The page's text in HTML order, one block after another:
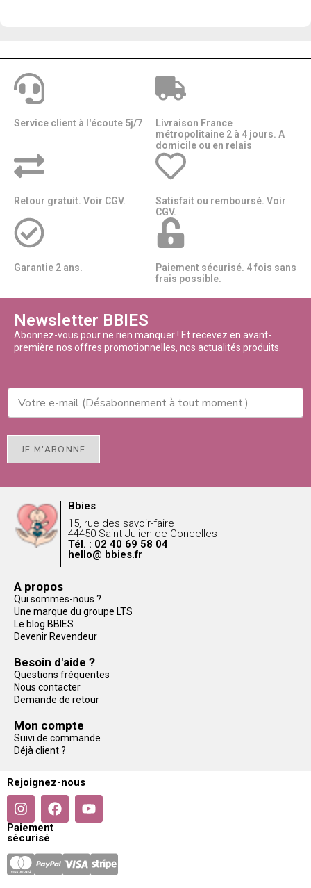
Service client à l'écoute 5j/7
Livraison France
métropolitaine 2 à 4 jours. A
domicile ou en relais​​
Retour gratuit. Voir CGV.
Satisfait ou remboursé. Voir
CGV.
Garantie 2 ans.
Paiement sécurisé. 4 fois sans
frais possible.
Newsletter BBIES
Abonnez-vous pour ne rien manquer ! Et recevez en avant-
première nos offres promotionnelles, nos actualités produits.
JE M'ABONNE
Bbies
15, rue des savoir-faire
44450 Saint Julien de Concelles
Tél. : 02 40 69 58 04
hello@ bbies.fr
A propos
Qui sommes-nous ?
Une marque du groupe LTS
Le blog BBIES
Devenir Revendeur
Besoin d'aide ?
Questions fréquentes
Nous contacter
Demande de retour
Mon compte
Suivi de commande
Déjà client ?
Rejoignez-nous
Paiement
sécurisé